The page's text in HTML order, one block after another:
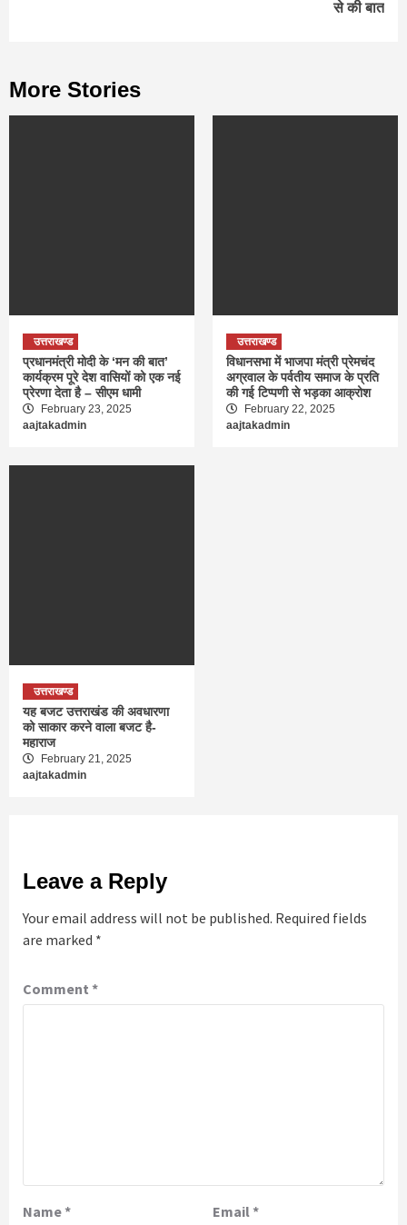
से की बात
More Stories
उत्तराखण्ड
प्रधानमंत्री मोदी के ‘मन की बात’
कार्यक्रम पूरे देश वासियों को एक नई
प्रेरणा देता है – सीएम धामी
February 23, 2025
aajtakadmin
उत्तराखण्ड
विधानसभा में भाजपा मंत्री प्रेमचंद
अग्रवाल के पर्वतीय समाज के प्रति
की गई टिप्पणी से भड़का आक्रोश
February 22, 2025
aajtakadmin
उत्तराखण्ड
यह बजट उत्तराखंड की अवधारणा
को साकार करने वाला बजट है-
महाराज
February 21, 2025
aajtakadmin
Leave a Reply
Your email address will not be published. Required fields
are marked *
Comment *
Name* Email *